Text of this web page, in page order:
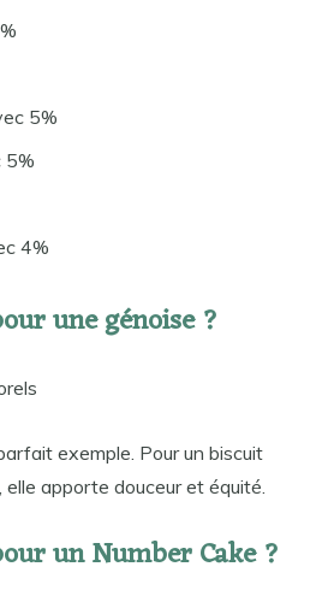
5%
5%
4%
une génoise ?
exemple. Pour un biscuit
apporte douceur et équité.
un Number Cake ?